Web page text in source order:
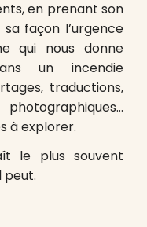
en prenant son
façon l’urgence
qui nous donne
un incendie
traductions,
à explorer.
le plus souvent
peut.